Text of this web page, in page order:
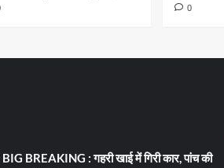
0
BREAKING : गहरी खाई में गिरी कार, पांच की